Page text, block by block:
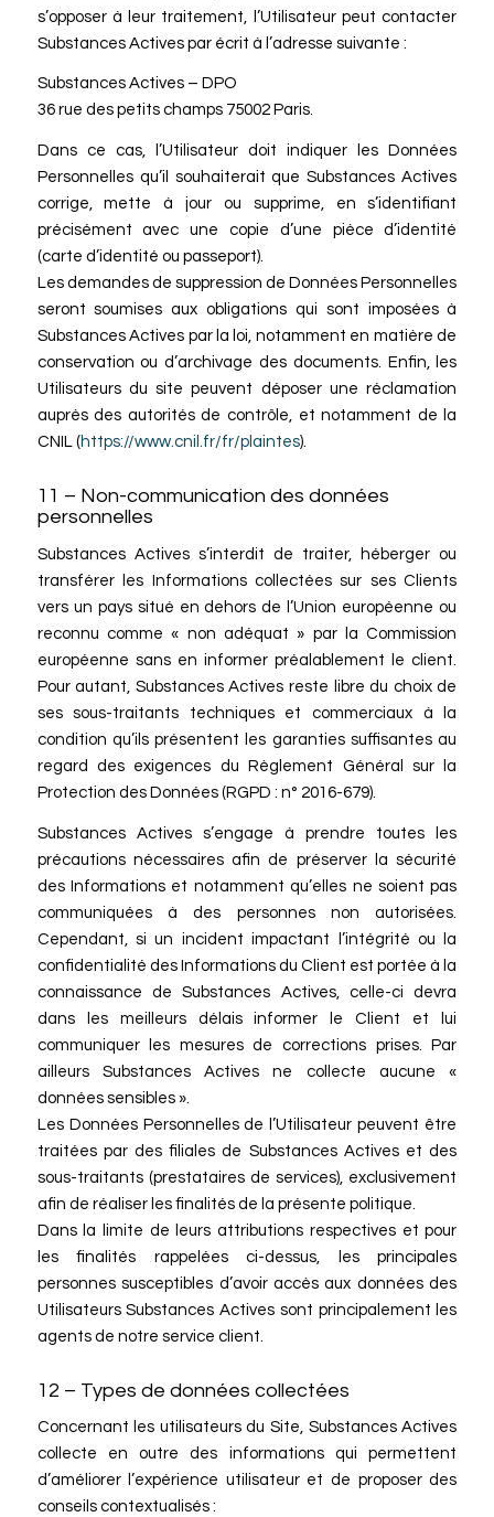
s’opposer à leur traitement, l’Utilisateur peut contacter
Substances Actives par écrit à l’adresse suivante :
Substances Actives – DPO
36 rue des petits champs 75002 Paris.
Dans ce cas, l’Utilisateur doit indiquer les Données
Personnelles qu’il souhaiterait que Substances Actives
corrige, mette à jour ou supprime, en s’identifiant
précisément avec une copie d’une pièce d’identité
(carte d’identité ou passeport).
Les demandes de suppression de Données Personnelles
seront soumises aux obligations qui sont imposées à
Substances Actives par la loi, notamment en matière de
conservation ou d’archivage des documents. Enfin, les
Utilisateurs du site peuvent déposer une réclamation
auprès des autorités de contrôle, et notamment de la
CNIL ( https://www.cnil.fr/fr/plaintes).
11 – Non-communication des données
personnelles
Substances Actives s’interdit de traiter, héberger ou
transférer les Informations collectées sur ses Clients
vers un pays situé en dehors de l’Union européenne ou
reconnu comme « non adéquat » par la Commission
européenne sans en informer préalablement le client.
Pour autant, Substances Actives reste libre du choix de
ses sous-traitants techniques et commerciaux à la
condition qu’ils présentent les garanties suffisantes au
regard des exigences du Règlement Général sur la
Protection des Données (RGPD : n° 2016-679).
Substances Actives s’engage à prendre toutes les
précautions nécessaires afin de préserver la sécurité
des Informations et notamment qu’elles ne soient pas
communiquées à des personnes non autorisées.
Cependant, si un incident impactant l’intégrité ou la
confidentialité des Informations du Client est portée à la
connaissance de Substances Actives, celle-ci devra
dans les meilleurs délais informer le Client et lui
communiquer les mesures de corrections prises. Par
ailleurs Substances Actives ne collecte aucune «
données sensibles ».
Les Données Personnelles de l’Utilisateur peuvent être
traitées par des filiales de Substances Actives et des
sous-traitants (prestataires de services), exclusivement
afin de réaliser les finalités de la présente politique.
Dans la limite de leurs attributions respectives et pour
les finalités rappelées ci-dessus, les principales
personnes susceptibles d’avoir accès aux données des
Utilisateurs Substances Actives sont principalement les
agents de notre service client.
12 – Types de données collectées
Concernant les utilisateurs du Site, Substances Actives
collecte en outre des informations qui permettent
d’améliorer l’expérience utilisateur et de proposer des
conseils contextualisés :